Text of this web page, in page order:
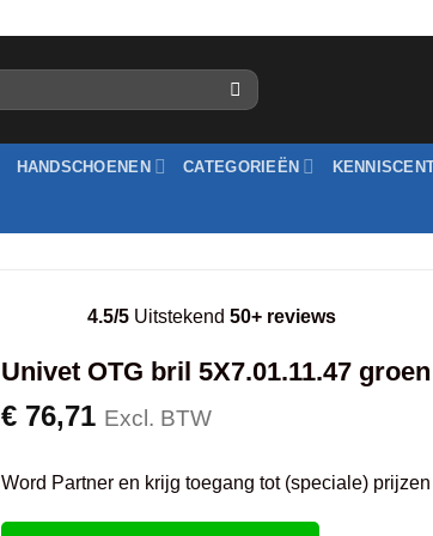
HANDSCHOENEN CATEGORIEËN
4.5/5 Uitstekend 50+ reviews
Univet OTG bril 5X7.01.11.47
€76,71 Excl. BTW
Word Partner en krijg toegang tot (speciale) prijzen